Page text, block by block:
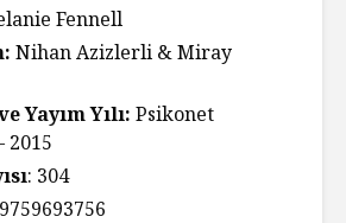
Fennell
Nihan Azizlerli & Miray
Yayım Yılı: Psikonet
2015
: 304